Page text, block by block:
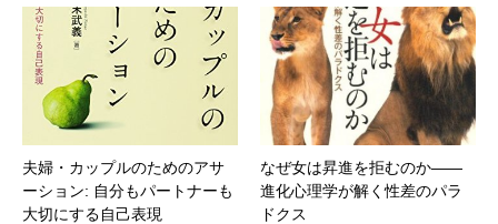
夫婦・カップルのためのアサ
ーション: 自分もパートナーも
大切にする自己表現
なぜ女は昇進を拒むのか――
進化心理学が解く性差のパラ
ドクス